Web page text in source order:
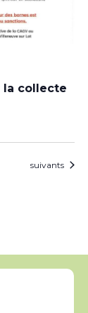
la collecte
Évènements
suivants